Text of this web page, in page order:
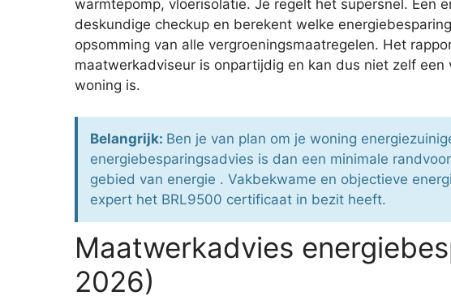
warmtepomp, vloerisolatie. Je regelt het supersnel. Een
deskundige checkup en berekent welke
opsomming van alle vergroeningsmaatregelen. Het
maatwerkadviseur is onpartijdig en kan dus niet zelf
woning is.
Belangrijk: Ben je van plan om je woning
energiebesparingsadvies is dan een minimale
gebied van energie . Vakbekwame en objectieve
expert het BRL9500 certificaat in bezit heeft.
Maatwerkadvies
2026)